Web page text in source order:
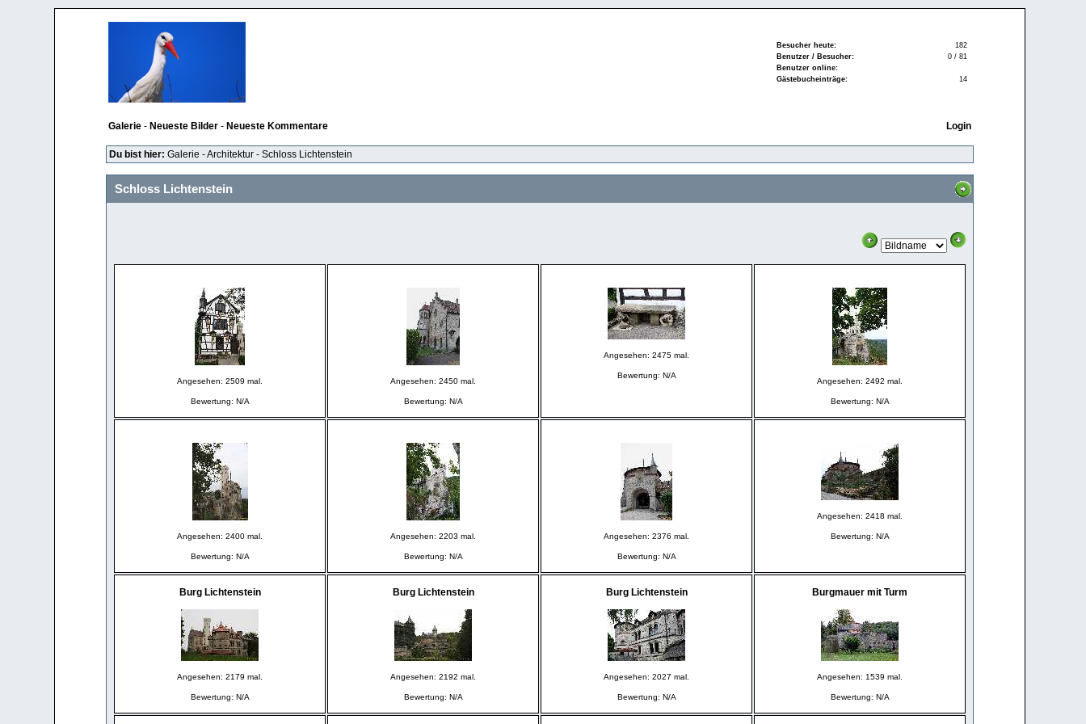
Besucher heute:
182
Benutzer / Besucher:
0 / 81
Benutzer online:
Gästebucheinträge:
14
Galerie - Neueste Bilder - Neueste Kommentare Login
Du bist hier: Galerie -Architektur - Schloss Lichtenstein
Schloss Lichtenstein
Angesehen: 2509 mal.
Bewertung: N/A
Angesehen: 2450 mal.
Bewertung: N/A
Angesehen: 2475 mal.
Bewertung: N/A
Angesehen: 2492 mal.
Bewertung: N/A
Angesehen: 2400 mal.
Bewertung: N/A
Angesehen: 2203 mal.
Bewertung: N/A
Angesehen: 2376 mal.
Bewertung: N/A
Angesehen: 2418 mal.
Bewertung: N/A
Burg Lichtenstein
Angesehen: 2179 mal.
Bewertung: N/A
Burg Lichtenstein
Angesehen: 2192 mal.
Bewertung: N/A
Burg Lichtenstein
Angesehen: 2027 mal.
Bewertung: N/A
Burgmauer mit Turm
Angesehen: 1539 mal.
Bewertung: N/A